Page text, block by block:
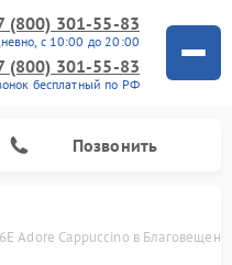
(800) 301-55-83
с 10:00 до 20:00
(800) 301-55-83
бесплатный по РФ
Позвонить
Adore Cappuccino в